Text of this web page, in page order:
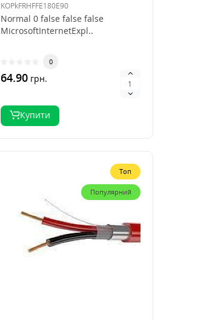
KOPkFRHFFE180E90
Normal 0 false false false
MicrosoftInternetExpl..
0
64.90 грн.
Купити
Топ
Популярний